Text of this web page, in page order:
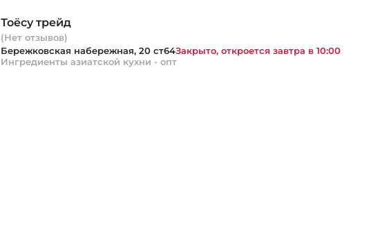
Тоёсу трейд
(Нет отзывов)
Бережковская набережная, 20 ст64Закрыто, откроется завтра в 10:00
Ингредиенты азиатской кухни - опт